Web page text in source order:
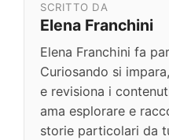
SCRITTO DA
Elena Franchini
Elena Franchini fa
Curiosando si
e revisiona i
ama esplorare e
storie particolari da